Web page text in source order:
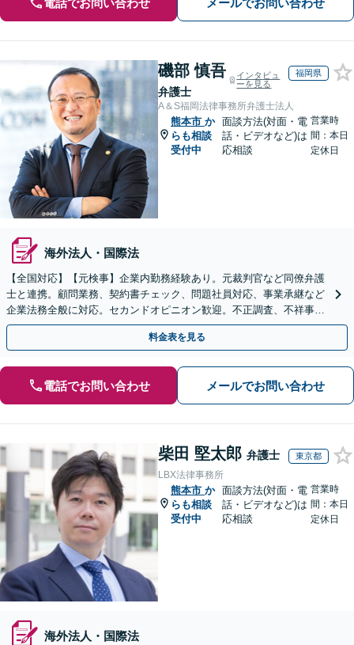
磯部 慎吾
弁護士
インタビュ
ーを見る
福岡県
A＆S福岡法律事務所弁護士法人
熊本市 か
らも相談
受付中
面談方法(対面・電
話・ビデオなど)は
応相談
営業時
間：本日
定休日
海外法人・国際法
【全国対応】【元検事】企業内勤務経験あり。元裁判官など同僚弁護
士と連携。顧問業務、契約書チェック、問題社員対応、事業承継など
企業法務全般に対応。セカンドオピニオン歓迎。不正調査、不祥事や
ハラスメントの対応・予防にも実績。事業を守り成長支援。
料金表を見る
電話でお問い合わせ メールでお問い合わせ
柴田 堅太郎 弁護士 東京都
LBX法律事務所
熊本市 か
らも相談
受付中
面談方法(対面・電
話・ビデオなど)は
応相談
営業時
間：本日
定休日
海外法人・国際法